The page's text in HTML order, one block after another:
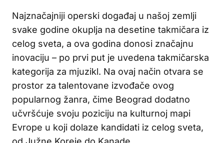
Najznačajniji operski događaj u našoj zemlji
svake godine okuplja na desetine takmičara iz
celog sveta, a ova godina donosi značajnu
inovaciju – po prvi put je uvedena takmičarska
kategorija za mjuzikl. Na ovaj način otvara se
prostor za talentovane izvođače ovog
popularnog žanra, čime Beograd dodatno
učvršćuje svoju poziciju na kulturnoj mapi
Evrope u koji dolaze kandidati iz celog sveta,